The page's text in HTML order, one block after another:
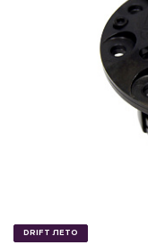
DRIFT ЛЕТО